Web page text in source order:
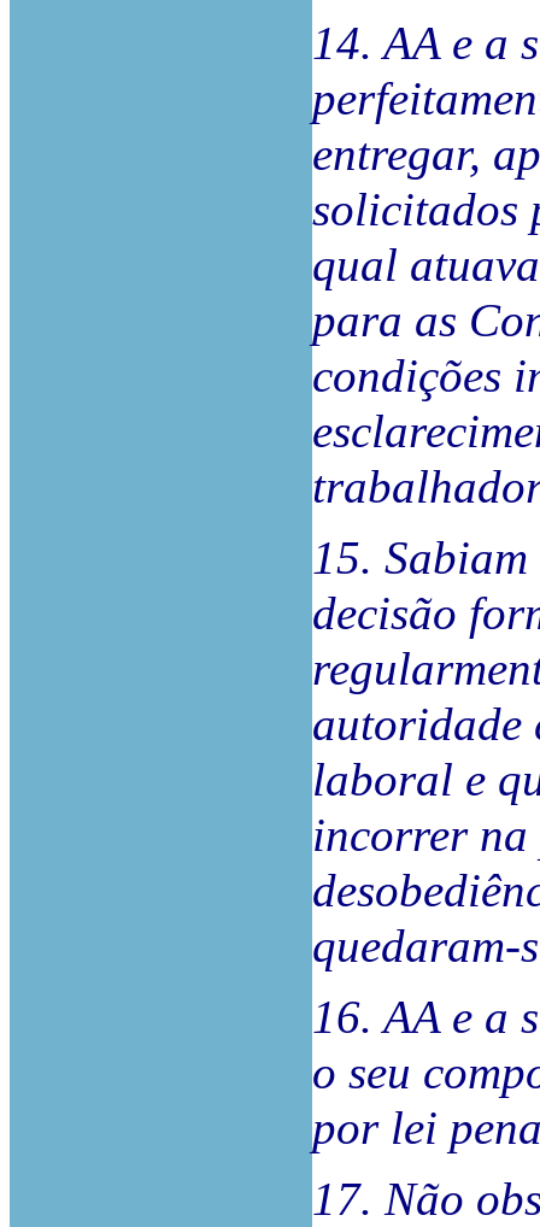
14. AA e a
entregar,
solicitados
qual
para as
condições
15.
decisão
autoridade
laboral e
incorrer
quedaram-
16. AA e a
o seu
por lei
17. Não